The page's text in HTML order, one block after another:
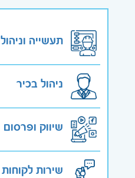
תעשייה וניהול
ניהול בכיר
שיווק ופרסום
שירות לקוחות